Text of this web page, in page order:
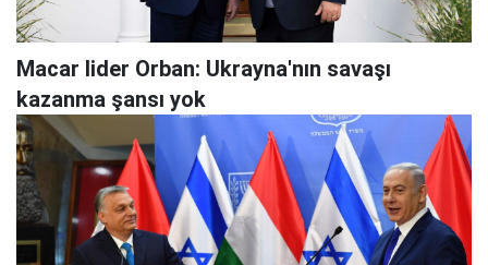
Macar lider Orban: Ukrayna'nın savaşı
kazanma şansı yok